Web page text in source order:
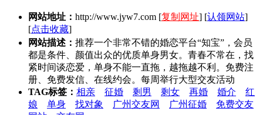
网站地址： http://www.jyw7.com [复制网址] [认领网站]
[点击收藏]
网站描述： 推荐一个非常不错的婚恋平台“知宝”，会员
都是条件、颜值出众的优质单身男女。青春不常在，找
紧时间谈恋爱，单身不能一直拖，越拖越不利。免费注
册、免费发信、在线约会。每周举行大型交友活动
TAG标签： 相亲 征婚 剩男 剩女 再婚 婚介
红
娘
单身 找对象 广州交友网 广州征婚
免费交友